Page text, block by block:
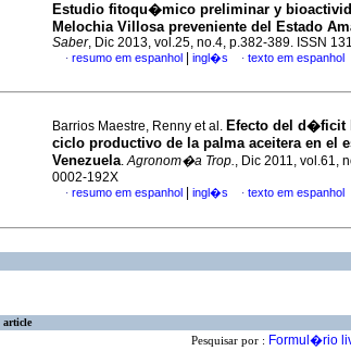
Estudio fitoqu�mico preliminar y
Melochia Villosa preveniente del Estado
Saber, Dic 2013, vol.25, no.4, p.382-389. ISSN
· resumo em espanhol ingl�s · texto em espanhol
Barrios Maestre, Renny et al. Efecto del d�ficit
ciclo productivo de la palma aceitera en el
Venezuela.Agronom�a Trop., Dic 2011, vol.61,
0002-192X
· resumo em espanhol ingl�s · texto em espanhol
article
Pesquisar por : Formul�rio